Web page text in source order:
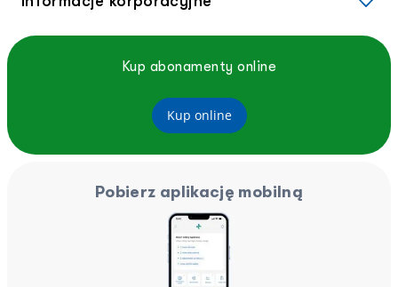
Kup abonamenty online
Kup online
Pobierz aplikację mobilną